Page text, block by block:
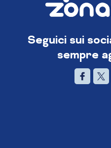
Seguici sui
sempre